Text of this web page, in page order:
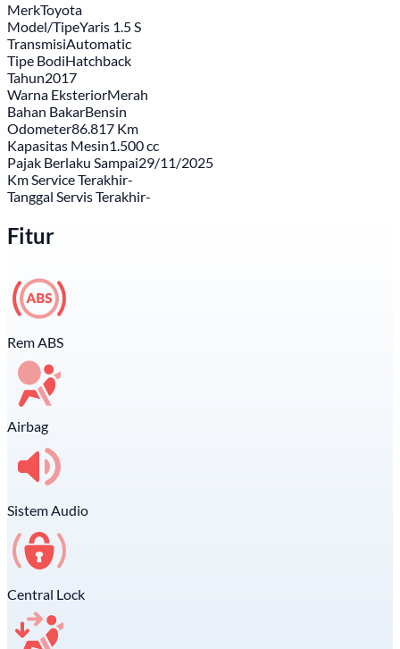
MerkToyota
Model/TipeYaris 1.5 S
TransmisiAutomatic
Tipe BodiHatchback
Tahun2017
Warna EksteriorMerah
Bahan BakarBensin
Odometer86.817 Km
Kapasitas Mesin1.500 cc
Pajak Berlaku Sampai29/11/2025
Km Service Terakhir-
Tanggal Servis Terakhir-
Fitur
Rem ABS
Airbag
Sistem Audio
Central Lock